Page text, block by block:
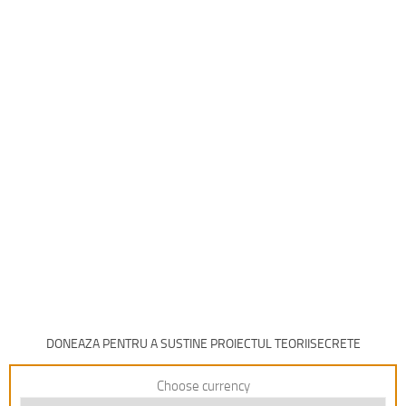
DONEAZA PENTRU A SUSTINE PROIECTUL TEORIISECRETE
Choose currency